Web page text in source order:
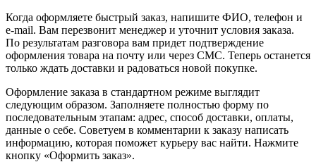
Когда оформляете быстрый заказ, напишите ФИО, телефон и
e-mail. Вам перезвонит менеджер и уточнит условия заказа.
По результатам разговора вам придет подтверждение
оформления товара на почту или через СМС. Теперь останется
только ждать доставки и радоваться новой покупке.
Оформление заказа в стандартном режиме выглядит
следующим образом. Заполняете полностью форму по
последовательным этапам: адрес, способ доставки, оплаты,
данные о себе. Советуем в комментарии к заказу написать
информацию, которая поможет курьеру вас найти. Нажмите
кнопку «Оформить заказ».